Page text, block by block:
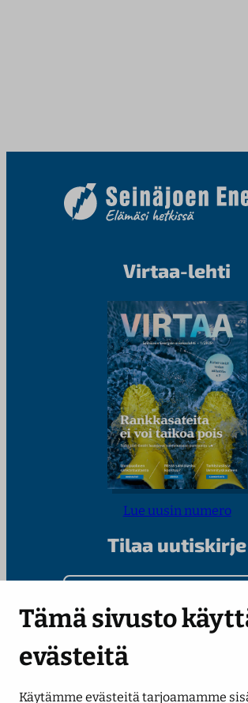
Tämä sivusto
evästeitä
Käytämme evästeitä tarjoamamme
Virtaa-lehti
Lue uusin numero
Tilaa uutiskirje
Kirjoita sähköpostiosoitteesi